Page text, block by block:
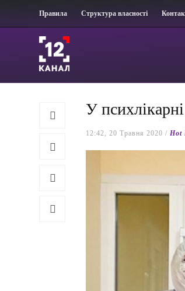
Правила Структура власності
У
12:42, 20 Травня 2020 /Hot